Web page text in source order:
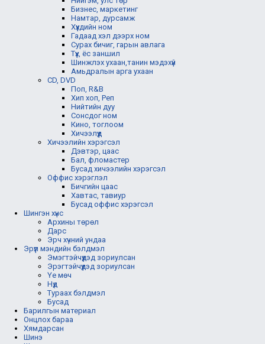
Бизнес, маркетинг
Намтар, дурсамж
Хүүхдийн ном
Гадаад хэл дээрх ном
Сурах бичиг, гарын авлага
Түүх, ёс заншил
Шинжлэх ухаан,танин мэдэхүй
Амьдралын арга ухаан
CD, DVD
Поп, R&B
Хип хоп, Реп
Нийтийн дуу
Сонсдог ном
Кино, тоглоом
Хичээлүүд
Хичээлийн хэрэгсэл
Дэвтэр, цаас
Бал, фломастер
Бусад хичээлийн хэрэгсэл
Оффис хэрэглэл
Бичгийн цаас
Хавтас, тавиур
Бусад оффис хэрэгсэл
Шингэн хүнс
Архины төрөл
Дарс
Эрч хүчний ундаа
Эрүүл мэндийн бэлдмэл
Эмэгтэйчүүдэд зориулсан
Эрэгтэйчүүдэд зориулсан
Үе мөч
Нүд
Тураах бэлдмэл
Бусад
Барилгын материал
Онцлох бараа
Хямдарсан
Шинэ